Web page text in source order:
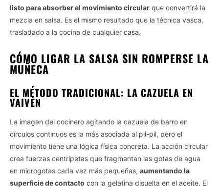
listo para absorber el movimiento circular que convertirá la
mezcla en salsa. Es el mismo resultado que la técnica vasca,
trasladado a la cocina de cualquier casa.
CÓMO LIGAR LA SALSA SIN ROMPERSE LA
MUÑECA
EL MÉTODO TRADICIONAL: LA CAZUELA EN
VAIVÉN
La imagen del cocinero agitando la cazuela de barro en
círculos continuos es la más asociada al pil-pil, pero el
movimiento tiene una lógica física concreta. La acción circular
crea fuerzas centrípetas que fragmentan las gotas de agua
en microgotas cada vez más pequeñas, aumentando la
superficie de contacto con la gelatina disuelta en el aceite. El